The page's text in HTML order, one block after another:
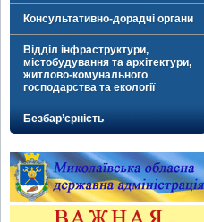
Консультативно-дорадчі органи
Відділ інфраструктури,
містобудування та архітектури,
житлово-комунального
господарства та екології
Безбар’єрність